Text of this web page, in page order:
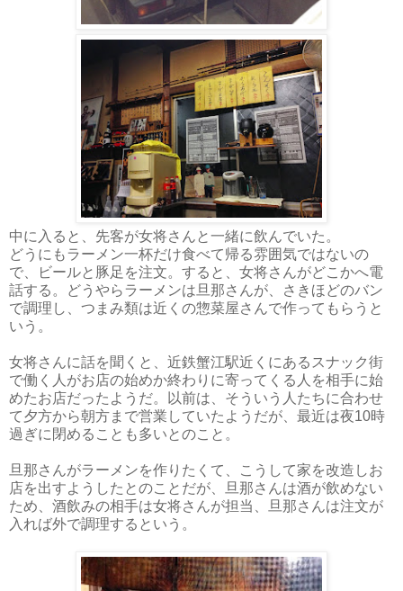
中に入ると、先客が女将さんと一緒に飲んでいた。
どうにもラーメン一杯だけ食べて帰る雰囲気ではないの
で、ビールと豚足を注文。すると、女将さんがどこかへ電
話する。どうやらラーメンは旦那さんが、さきほどのバン
で調理し、つまみ類は近くの惣菜屋さんで作ってもらうと
いう。
女将さんに話を聞くと、近鉄蟹江駅近くにあるスナック街
で働く人がお店の始めか終わりに寄ってくる人を相手に始
めたお店だったようだ。以前は、そういう人たちに合わせ
て夕方から朝方まで営業していたようだが、最近は夜10時
過ぎに閉めることも多いとのこと。
旦那さんがラーメンを作りたくて、こうして家を改造しお
店を出すようしたとのことだが、旦那さんは酒が飲めない
ため、酒飲みの相手は女将さんが担当、旦那さんは注文が
入れば外で調理するという。